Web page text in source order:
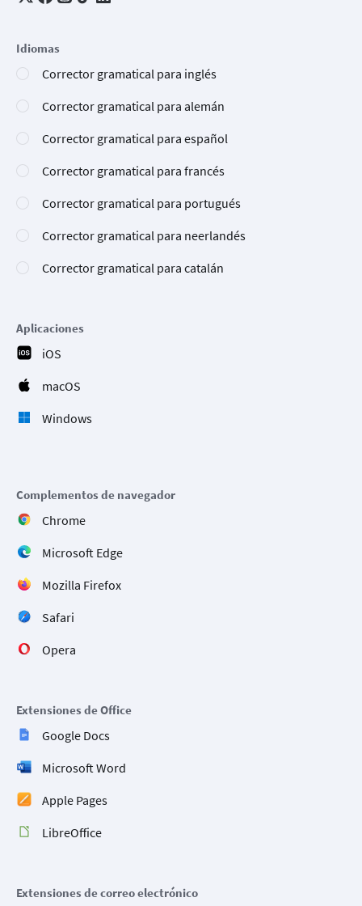
Idiomas
Corrector gramatical para inglés
Corrector gramatical para alemán
Corrector gramatical para español
Corrector gramatical para francés
Corrector gramatical para portugués
Corrector gramatical para neerlandés
Corrector gramatical para catalán
Aplicaciones
iOS
macOS
Windows
Complementos de navegador
Chrome
Microsoft Edge
Mozilla Firefox
Safari
Opera
Extensiones de Office
Google Docs
Microsoft Word
Apple Pages
LibreOffice
Extensiones de correo electrónico